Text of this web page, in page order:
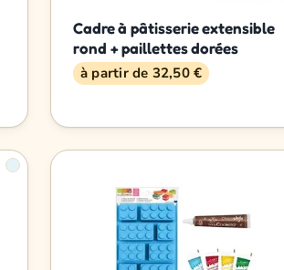
Cadre à pâtisserie extensible
rond + paillettes dorées
à partir de 32,50 €